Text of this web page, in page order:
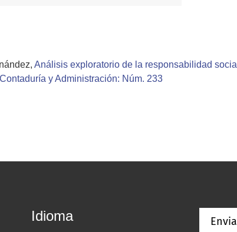
Análisis exploratorio de la responsabilidad
Contaduría y Administración: Núm. 233
Idioma